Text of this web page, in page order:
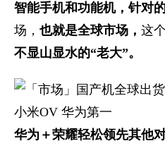
智能手机和功能机，针对
场， 也就是全球市场， 这
不显山显水的“老大”。
华为＋荣耀轻松领先其他